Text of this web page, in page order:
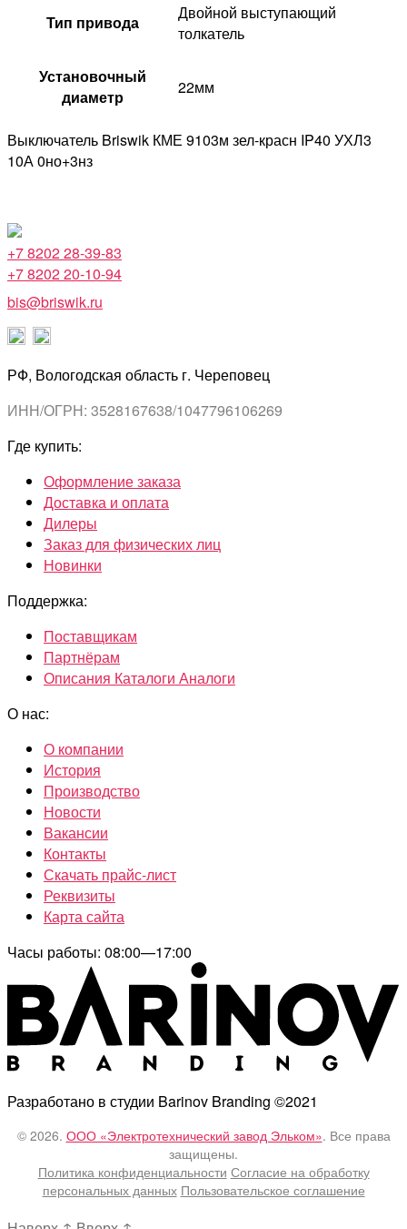
Тип привода
Двойной выступающий
толкатель
Установочный
диаметр
22мм
Выключатель Briswik КМЕ 9103м зел-красн IP40 УХЛ3
10А 0но+3нз
+7 8202 28-39-83
+7 8202 20-10-94
bis@briswik.ru
РФ, Вологодская область г. Череповец
ИНН/ОГРН: 3528167638/1047796106269
Где купить:
Оформление заказа
Доставка и оплата
Дилеры
Заказ для физических лиц
Новинки
Поддержка:
Поставщикам
Партнёрам
Описания Каталоги Аналоги
О нас:
О компании
История
Производство
Новости
Вакансии
Контакты
Скачать прайс-лист
Реквизиты
Карта сайта
Часы работы: 08:00—17:00
Разработано в студии Barinov Branding ©2021
© 2026. ООО «Электротехнический завод Эльком». Все права
защищены.
Политика конфиденциальности Согласие на обработку
персональных данных Пользовательское соглашение